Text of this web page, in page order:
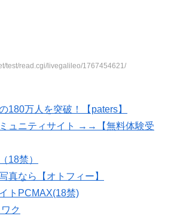
test/read.cgi/livegalileo/1767454621/
180万人を突破！【paters】
ュニティサイト →→【無料体験受
18禁）
真なら【オトフィー】
トPCMAX(18禁)
ク